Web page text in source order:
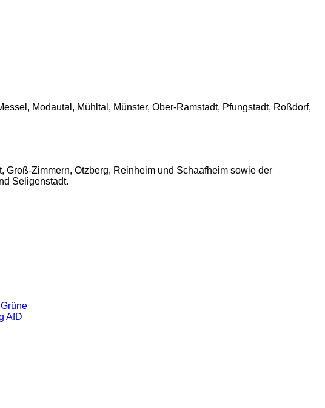
Modautal, Mühltal, Münster, Ober-Ramstadt, Pfungstadt, Roßdorf,
Zimmern, Otzberg, Reinheim und Schaafheim sowie der
Seligenstadt.
AfD